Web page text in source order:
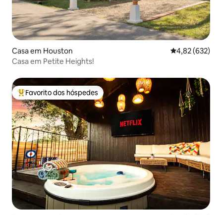
Casa em Houston Classificação
4,82 (632)
Casa em Petite Heights!
Favoritos dos hóspedes mais apreciados
Favorito dos hóspedes